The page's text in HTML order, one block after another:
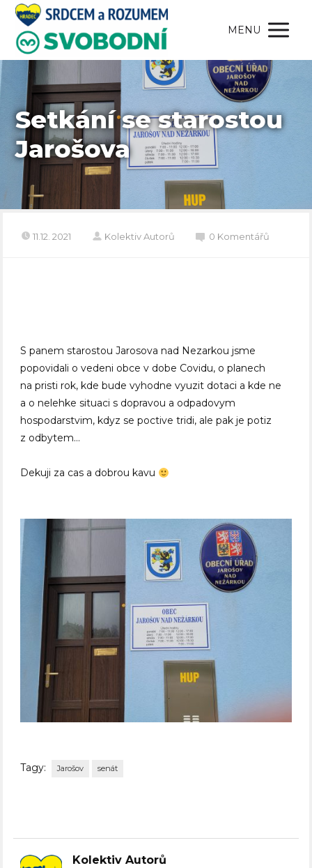
MENU
Setkání se starostou
Jarošova
11.12. 2021 Kolektiv Autorů 0 Komentářů
S panem starostou Jarosova nad Nezarkou jsme
popovidali o vedeni obce v dobe Covidu, o planech
na pristi rok, kde bude vyhodne vyuzit dotaci a kde ne
a o nelehke situaci s dopravou a odpadovym
hospodarstvim, kdyz se poctive tridi, ale pak je potiz
z odbytem…
Dekuji za cas a dobrou kavu
Tagy: Jarošov senát
Kolektiv Autorů